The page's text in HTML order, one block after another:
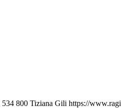
534 800 Tiziana Gili https://